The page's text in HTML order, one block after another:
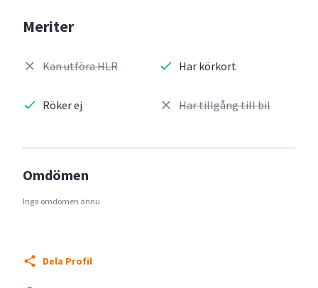
Meriter
Kan utföra HLR
Röker ej
Har körkort
Har tillgång till bil
Omdömen
Inga omdömen ännu
Dela Profil